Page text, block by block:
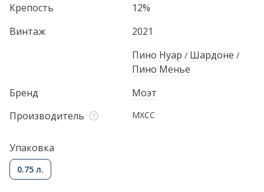
Крепость
12%
Винтаж
2021
Пино Нуар / Шардоне /
Пино Менье
Бренд
Моэт
Производитель
МХСС
Упаковка
0.75 л.